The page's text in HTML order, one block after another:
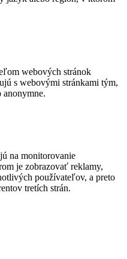
webových stránok
s webovými stránkami tým,
anonymne.
na monitorovanie
je zobrazovať reklamy,
používateľov, a preto
tretích strán.